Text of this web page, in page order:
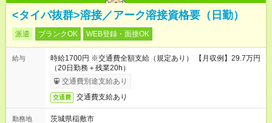
<タイパ抜群>溶接／アーク溶接資格要（日勤）
派遣 ブランクOK WEB登録・面接OK
給与
時給1700円 ※交通費全額支給（規定あり） 【月収例】29.7万円
（20日勤務＋残業20h）
交通費別途支給あり
交通費 交通費支給あり
勤務地
茨城県稲敷市